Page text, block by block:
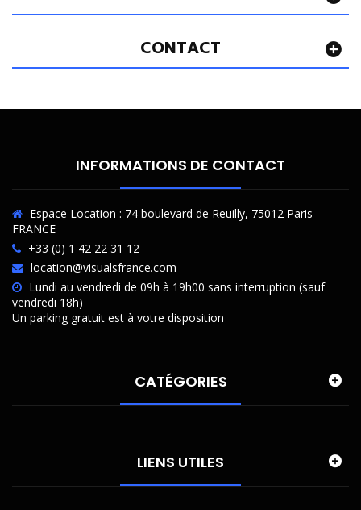
CONTACT
INFORMATIONS DE CONTACT
Espace Location : 74 boulevard de Reuilly, 75012 Paris -
FRANCE
+33 (0) 1 42 22 31 12
location@visualsfrance.com
Lundi au vendredi de 09h à 19h00 sans interruption (sauf
vendredi 18h)
Un parking gratuit est à votre disposition
CATÉGORIES
LIENS UTILES